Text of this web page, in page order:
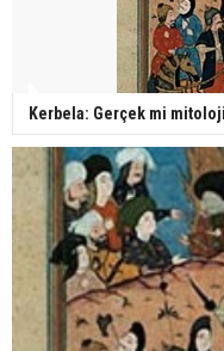
Kerbela: Gerçek mi